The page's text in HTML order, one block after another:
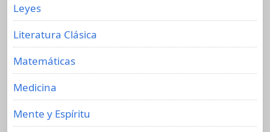
Leyes
Literatura Clásica
Matemáticas
Medicina
Mente y Espíritu